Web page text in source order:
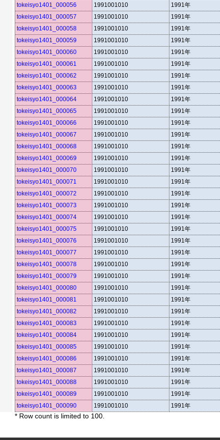
tokeisyo1401_000056
1991001010
1991年
tokeisyo1401_000057
1991001010
1991年
tokeisyo1401_000058
1991001010
1991年
tokeisyo1401_000059
1991001010
1991年
tokeisyo1401_000060
1991001010
1991年
tokeisyo1401_000061
1991001010
1991年
tokeisyo1401_000062
1991001010
1991年
tokeisyo1401_000063
1991001010
1991年
tokeisyo1401_000064
1991001010
1991年
tokeisyo1401_000065
1991001010
1991年
tokeisyo1401_000066
1991001010
1991年
tokeisyo1401_000067
1991001010
1991年
tokeisyo1401_000068
1991001010
1991年
tokeisyo1401_000069
1991001010
1991年
tokeisyo1401_000070
1991001010
1991年
tokeisyo1401_000071
1991001010
1991年
tokeisyo1401_000072
1991001010
1991年
tokeisyo1401_000073
1991001010
1991年
tokeisyo1401_000074
1991001010
1991年
tokeisyo1401_000075
1991001010
1991年
tokeisyo1401_000076
1991001010
1991年
tokeisyo1401_000077
1991001010
1991年
tokeisyo1401_000078
1991001010
1991年
tokeisyo1401_000079
1991001010
1991年
tokeisyo1401_000080
1991001010
1991年
tokeisyo1401_000081
1991001010
1991年
tokeisyo1401_000082
1991001010
1991年
tokeisyo1401_000083
1991001010
1991年
tokeisyo1401_000084
1991001010
1991年
tokeisyo1401_000085
1991001010
1991年
tokeisyo1401_000086
1991001010
1991年
tokeisyo1401_000087
1991001010
1991年
tokeisyo1401_000088
1991001010
1991年
tokeisyo1401_000089
1991001010
1991年
tokeisyo1401_000090
1991001010 1991年
* Row count is limited to 100.